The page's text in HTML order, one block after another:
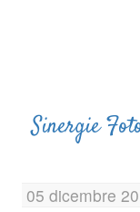
Sinergie
05 dicembre